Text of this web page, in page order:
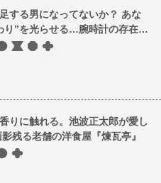
する男になってないか？ あな
り”を光らせる…腕時計の存在…
りに触れる。池波正太郎が愛し
残る老舗の洋食屋『煉瓦亭』